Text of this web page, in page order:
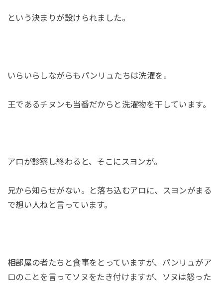
という決まりが設けられました。
いらいらしながらもパンリュたちは洗濯を。
王であるチヌンも当番だからと洗濯物を干しています。
アロが診察し終わると、そこにスヨンが。
兄から知らせがない。と落ち込むアロに、スヨンがまる
で想い人ねと言っています。
相部屋の者たちと食事をとっていますが、パンリュがア
ロのことを言ってソヌをたき付けますが、ソヌは怒った